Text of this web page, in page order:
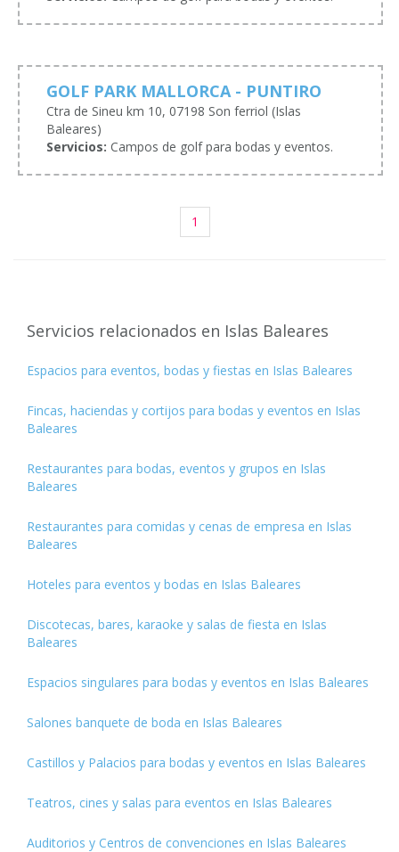
GOLF PARK MALLORCA - PUNTIRO
Ctra de Sineu km 10, 07198 Son ferriol (Islas
Baleares)
Servicios: Campos de golf para bodas y eventos.
1
Servicios relacionados en Islas Baleares
Espacios para eventos, bodas y fiestas en Islas Baleares
Fincas, haciendas y cortijos para bodas y eventos en Islas
Baleares
Restaurantes para bodas, eventos y grupos en Islas
Baleares
Restaurantes para comidas y cenas de empresa en Islas
Baleares
Hoteles para eventos y bodas en Islas Baleares
Discotecas, bares, karaoke y salas de fiesta en Islas
Baleares
Espacios singulares para bodas y eventos en Islas Baleares
Salones banquete de boda en Islas Baleares
Castillos y Palacios para bodas y eventos en Islas Baleares
Teatros, cines y salas para eventos en Islas Baleares
Auditorios y Centros de convenciones en Islas Baleares